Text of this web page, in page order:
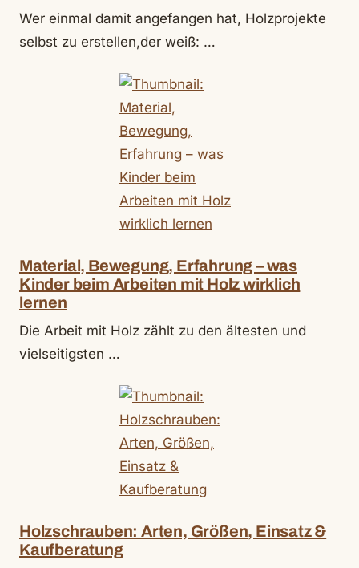
Wer einmal damit angefangen hat, Holzprojekte
selbst zu erstellen,der weiß: …
Material, Bewegung, Erfahrung – was
Kinder beim Arbeiten mit Holz wirklich
lernen
Die Arbeit mit Holz zählt zu den ältesten und
vielseitigsten …
Holzschrauben: Arten, Größen, Einsatz &
Kaufberatung